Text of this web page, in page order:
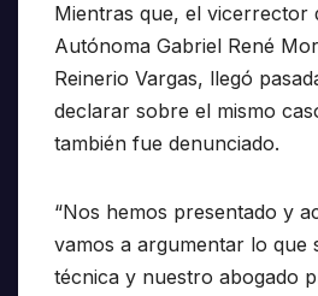
Mientras que, el vicerrector
Autónoma Gabriel René
Reinerio Vargas, llegó
declarar sobre el mismo
también fue denunciado.
“Nos hemos presentado y
vamos a argumentar lo que
técnica y nuestro abogado